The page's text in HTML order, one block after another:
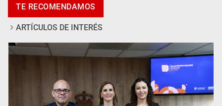
TE RECOMENDAMOS
ARTÍCULOS DE INTERÉS